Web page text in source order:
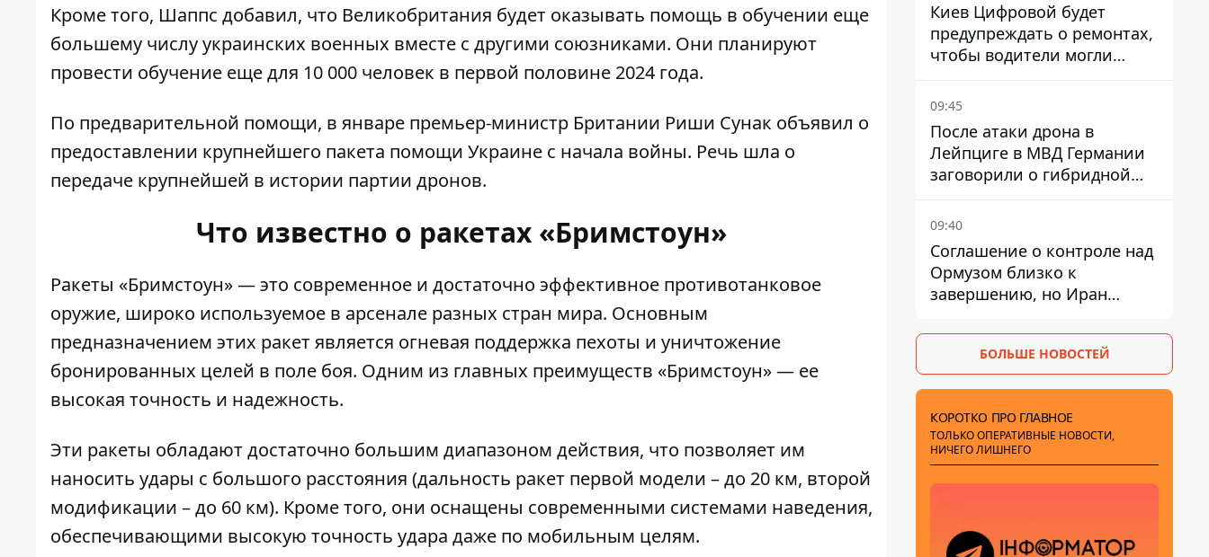
Кроме того, Шаппс добавил, что Великобритания будет оказывать помощь в обучении еще
большему числу украинских военных вместе с другими союзниками. Они планируют
провести обучение еще для 10 000 человек в первой половине 2024 года.
По предварительной помощи, в январе премьер-министр Британии Риши Сунак объявил о
предоставлении крупнейшего пакета помощи Украине с начала войны. Речь шла о
передаче крупнейшей в истории партии дронов.
Что известно о ракетах «Бримстоун»
Ракеты «Бримстоун» — это современное и достаточно эффективное противотанковое
оружие, широко используемое в арсенале разных стран мира. Основным
предназначением этих ракет является огневая поддержка пехоты и уничтожение
бронированных целей в поле боя. Одним из главных преимуществ «Бримстоун» — ее
высокая точность и надежность.
Эти ракеты обладают достаточно большим диапазоном действия, что позволяет им
наносить удары с большого расстояния (дальность ракет первой модели – до 20 км, второй
модификации – до 60 км). Кроме того, они оснащены современными системами наведения,
обеспечивающими высокую точность удара даже по мобильным целям.
Киев Цифровой будет
предупреждать о ремонтах,
чтобы водители могли
избегать участков с
пробками
09:45
После атаки дрона в
Лейпциге в МВД Германии
заговорили о гибридной
войне – мы ежедневно цель
09:40
Соглашение о контроле над
Ормузом близко к
завершению, но Иран
требования – СМИ
раскрыли подробности
БОЛЬШЕ НОВОСТЕЙ
КОРОТКО ПРО ГЛАВНОЕ
ТОЛЬКО ОПЕРАТИВНЫЕ НОВОСТИ,
НИЧЕГО ЛИШНЕГО